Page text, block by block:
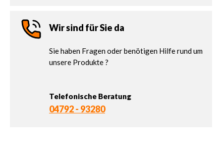
Wir sind für Sie da
Sie haben Fragen oder benötigen Hilfe rund um
unsere Produkte ?
Telefonische Beratung
04792 - 93280